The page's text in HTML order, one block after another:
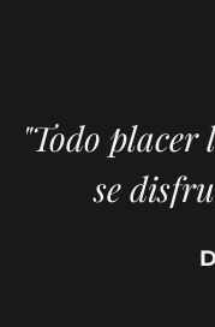
"Todo placer
se